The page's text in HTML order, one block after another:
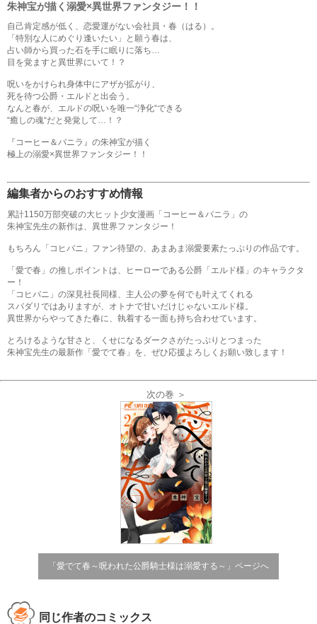
朱神宝が描く溺愛×異世界ファンタジー！！
自己肯定感が低く、恋愛運がない会社員・春（はる）。
「特別な人にめぐり逢いたい」と願う春は、
占い師から買った石を手に眠りに落ち…
目を覚ますと異世界にいて！？
呪いをかけられ身体中にアザが拡がり、
死を待つ公爵・エルドと出会う。
なんと春が、エルドの呪いを唯一“浄化“できる
“癒しの魂“だと発覚して…！？
『コーヒー＆バニラ』の朱神宝が描く
極上の溺愛×異世界ファンタジー！！
編集者からのおすすめ情報
累計1150万部突破の大ヒット少女漫画「コーヒー＆バニラ」の
朱神宝先生の新作は、異世界ファンタジー！
もちろん「コヒバニ」ファン待望の、あまあま溺愛要素たっぷりの作品です。
「愛で春」の推しポイントは、ヒーローである公爵「エルド様」のキャラクタ
ー！
「コヒバニ」の深見社長同様、主人公の夢を何でも叶えてくれる
スパダリではありますが、オトナで甘いだけじゃないエルド様。
異世界からやってきた春に、執着する一面も持ち合わせています。
とろけるような甘さと、くせになるダークさがたっぷりとつまった
朱神宝先生の最新作「愛でて春」を、ぜひ応援よろしくお願い致します！
次の巻 ＞
「愛でて春～呪われた公爵騎士様は溺愛する～」ページへ
同じ作者のコミックス